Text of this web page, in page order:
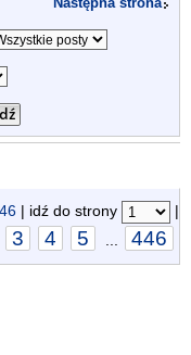
| idź do strony |
3 4 5 446